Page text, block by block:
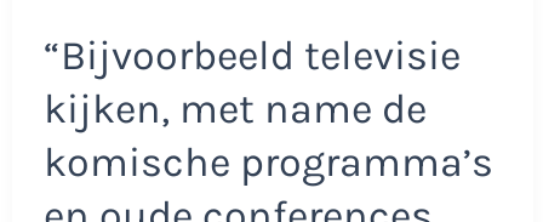
“Bijvoorbeeld televisie
kijken, met name de
komische programma’s